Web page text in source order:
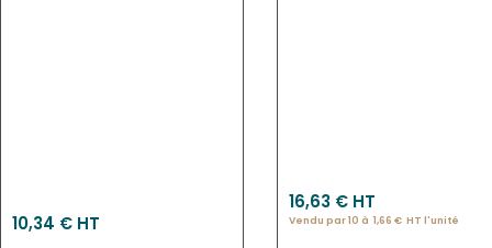
10,34 € HT
16,63 € HT
Vendu par 10 à 1,66 € HT l'unité